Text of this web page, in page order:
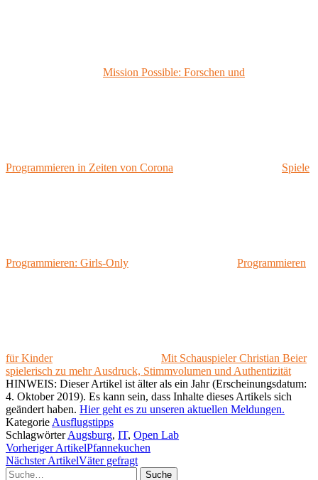
Mission Possible: Forschen und
Programmieren in Zeiten von Corona Spiele
Programmieren: Girls-Only Programmieren
für Kinder
Mit Schauspieler Christian Beier
spielerisch zu mehr Ausdruck, Stimmvolumen und Authentizität
HINWEIS: Dieser Artikel ist älter als ein Jahr (Erscheinungsdatum:
4. Oktober 2019). Es kann sein, dass Inhalte dieses Artikels sich
geändert haben. Hier geht es zu unseren aktuellen Meldungen.
Kategorie Ausflugstipps
SchlagwörterAugsburg, IT, Open Lab
Vorheriger ArtikelPfannekuchen
Nächster ArtikelVäter gefragt
Suche